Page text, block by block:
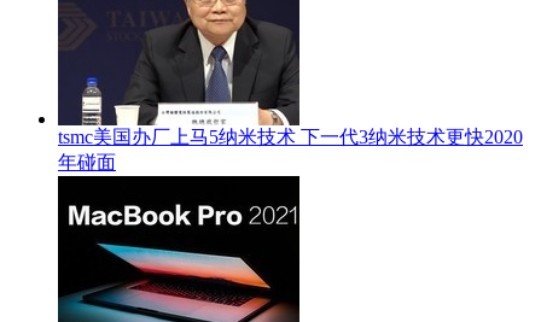
tsmc美国办厂上马5纳米技术 下一代3纳米技术更快2020
年碰面